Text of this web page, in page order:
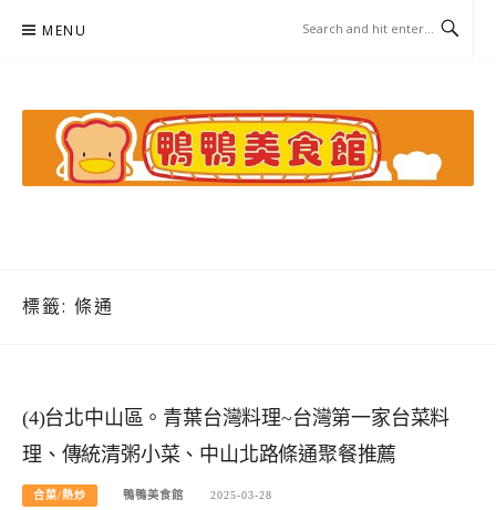
MENU
標籤: 條通
(4)台北中山區。青葉台灣料理~台灣第一家台菜料
理、傳統清粥小菜、中山北路條通聚餐推薦
合菜/熱炒 鴨鴨美食館 2025-03-28